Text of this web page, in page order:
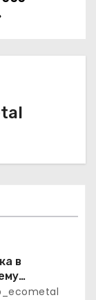
в
питбайк и